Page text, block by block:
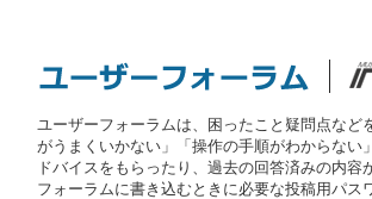
ユーザーフォーラムは、困ったこと疑問点な
がうまくいかない」「操作の手順がわからな
ドバイスをもらったり、過去の回答済みの内
フォーラムに書き込むときに必要な投稿用パス